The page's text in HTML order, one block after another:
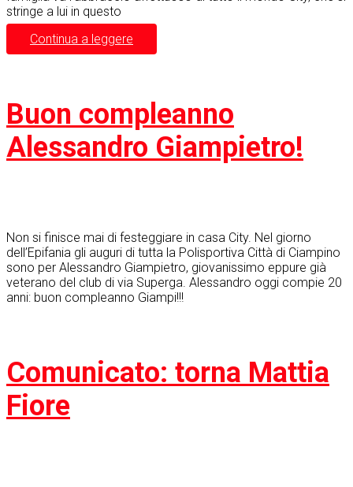
stringe a lui in questo
Continua a leggere
Buon compleanno
Alessandro Giampietro!
Non si finisce mai di festeggiare in casa City. Nel giorno
dell’Epifania gli auguri di tutta la Polisportiva Città di Ciampino
sono per Alessandro Giampietro, giovanissimo eppure già
veterano del club di via Superga. Alessandro oggi compie 20
anni: buon compleanno Giampi!!!
Comunicato: torna Mattia
Fiore